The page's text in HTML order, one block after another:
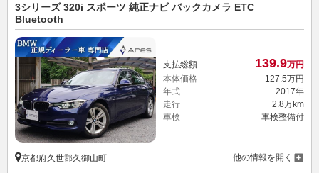
3シリーズ 320i スポーツ 純正ナビ バックカメラ ETC
Bluetooth
支払総額 139.9万円
本体価格
127.5万円
年式
2017年
走行
2.8万km
車検
車検整備付
京都府久世郡久御山町 他の情報を開く